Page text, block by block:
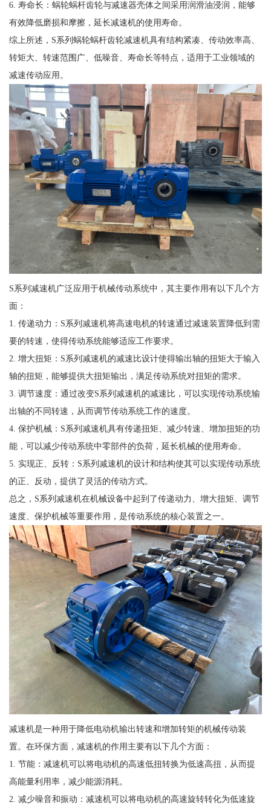
6. 寿命长：蜗轮蜗杆齿轮与减速器壳体之间采用润滑油浸润，能够
有效降低磨损和摩擦，延长减速机的使用寿命。
综上所述，S系列蜗轮蜗杆齿轮减速机具有结构紧凑、传动效率高、
转矩大、转速范围广、低噪音、寿命长等特点，适用于工业领域的
减速传动应用。
S系列减速机广泛应用于机械传动系统中，其主要作用有以下几个方
面：
1. 传递动力：S系列减速机将高速电机的转速通过减速装置降低到需
要的转速，使得传动系统能够适应工作要求。
2. 增大扭矩：S系列减速机的减速比设计使得输出轴的扭矩大于输入
轴的扭矩，能够提供大扭矩输出，满足传动系统对扭矩的需求。
3. 调节速度：通过改变S系列减速机的减速比，可以实现传动系统输
出轴的不同转速，从而调节传动系统工作的速度。
4. 保护机械：S系列减速机具有传递扭矩、减少转速、增加扭矩的功
能，可以减少传动系统中零部件的负荷，延长机械的使用寿命。
5. 实现正、反转：S系列减速机的设计和结构使其可以实现传动系统
的正、反动，提供了灵活的传动方式。
总之，S系列减速机在机械设备中起到了传递动力、增大扭矩、调节
速度、保护机械等重要作用，是传动系统的核心装置之一。
减速机是一种用于降低电动机输出转速和增加转矩的机械传动装
置。在环保方面，减速机的作用主要有以下几个方面：
1. 节能：减速机可以将电动机的高速低扭转换为低速高扭，从而提
高能量利用率，减少能源消耗。
2. 减少噪音和振动：减速机可以将电动机的高速旋转转化为低速旋